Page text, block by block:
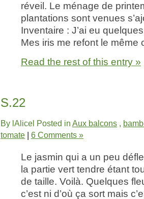
réveil. Le ménage de
plantations sont venues
Inventaire : J’ai eu
Mes iris me refont le
Read the rest of this entry »
S.22
By lAlicel Posted in Aux balcons ,
tomate | 6 Comments »
Le jasmin qui a un peu
la partie vert tendre étant
de taille. Voilà. Quelques
c’est ni d’où ça sort mais